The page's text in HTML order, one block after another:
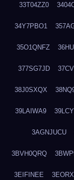
33T04ZZ0
34Y7PBO1
35O1QNFZ
377SG7JD
38J0SXQX
39LAIWA9
3AGNJUCU
3BVH0QRQ
3EIFINEE